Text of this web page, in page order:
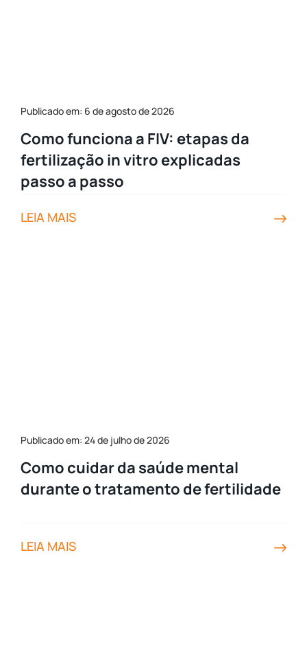
Publicado em: 6 de agosto de 2026
Como funciona a FIV: etapas da
fertilização in vitro explicadas
passo a passo
LEIA MAIS
Publicado em: 24 de julho de 2026
Como cuidar da saúde mental
durante o tratamento de fertilidade
LEIA MAIS